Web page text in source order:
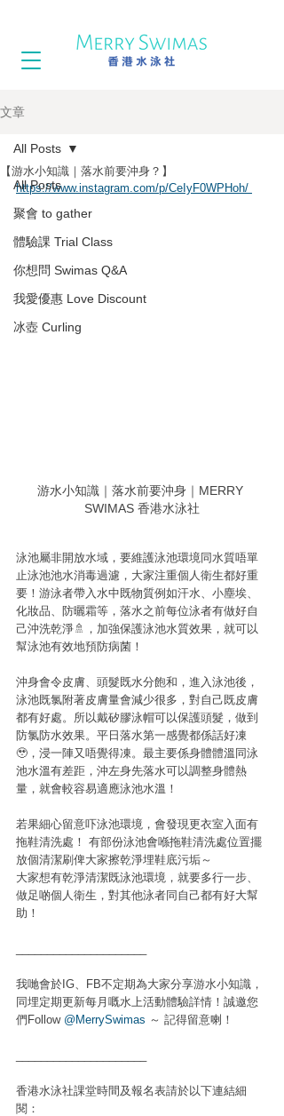
文章
All Posts
聚會 to gather
體驗課 Trial Class
你想問 Swimas Q&A
我愛優惠 Love Discount
冰壺 Curling
All Posts
【游水小知識｜落水前要沖身？】
https://www.instagram.com/p/CeIyF0WPHoh/
游水小知識｜落水前要沖身｜MERRY
SWIMAS 香港水泳社
泳池屬非開放水域，要維護泳池環境同水質唔單
止泳池池水消毒過濾，大家注重個人衛生都好重
要！游泳者帶入水中既物質例如汗水、小塵埃、
化妝品、防曬霜等，落水之前每位泳者有做好自
己沖洗乾淨🚿，加強保護泳池水質效果，就可以
幫泳池有效地預防病菌！
沖身會令皮膚、頭髮既水分飽和，進入泳池後，
泳池既氯附著皮膚量會減少很多，對自己既皮膚
都有好處。所以戴矽膠泳帽可以保護頭髮，做到
防氯防水效果。平日落水第一感覺都係話好凍
🥹，浸一陣又唔覺得凍。最主要係身體體溫同泳
池水溫有差距，沖左身先落水可以調整身體熱
量，就會較容易適應泳池水溫！
若果細心留意吓泳池環境，會發現更衣室入面有
拖鞋清洗處！ 有部份泳池會喺拖鞋清洗處位置擺
放個清潔刷俾大家擦乾淨埋鞋底污垢～
大家想有乾淨清潔既泳池環境，就要多行一步、
做足啲個人衛生，對其他泳者同自己都有好大幫
助！
我哋會於IG、FB不定期為大家分享游水小知識，
同埋定期更新每月嘅水上活動體驗詳情！誠邀您
們Follow @MerrySwimas ～ 記得留意喇！
香港水泳社課堂時間及報名表請於以下連結細
閱：